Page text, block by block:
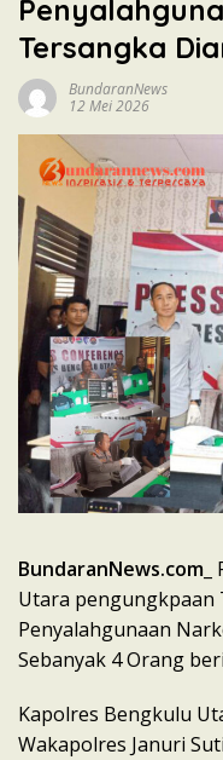
Tersangka
BundaranNews
12 Mei 2026
BundaranNews.com
Utara pengungkpaan
Penyalahgunaan
Sebanyak 4 Orang
Kapolres Bengkulu
Wakapolres Januri